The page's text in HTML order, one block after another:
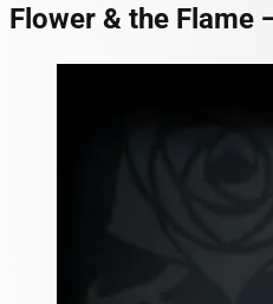
Flower & the Flame